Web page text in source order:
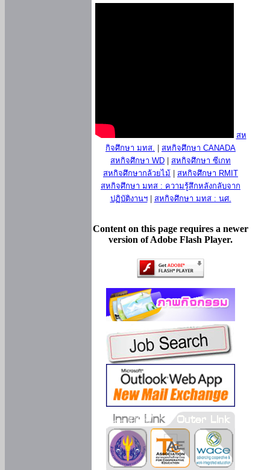
สห
กิจศึกษา มทส.
สหกิจศึกษา CANADA
สหกิจศึกษา WD
สหกิจศึกษา ซีเกท
สหกิจศึกษากล้วยไม้
สหกิจศึกษา RMIT
สหกิจศึกษา มทส : ความรู้สึกหลังกลับจาก
ปฏิบัติงานฯ| สหกิจศึกษา มทส : นศ.
Content on this page requires a newer
version of Adobe Flash Player.